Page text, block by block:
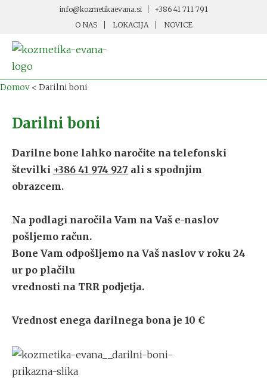
info@kozmetikaevana.si
+386 41 711 791
O NAS
LOKACIJA NOVICE
Domov < Darilni boni
Darilni boni
Darilne bone lahko naročite na telefonski
številki +386 41 974 927 ali s spodnjim
obrazcem.
Na podlagi naročila Vam na Vaš e-naslov
pošljemo račun.
Bone Vam odpošljemo na Vaš naslov v roku 24
ur po plačilu
vrednosti na TRR podjetja.
Vrednost enega darilnega bona je 10 €